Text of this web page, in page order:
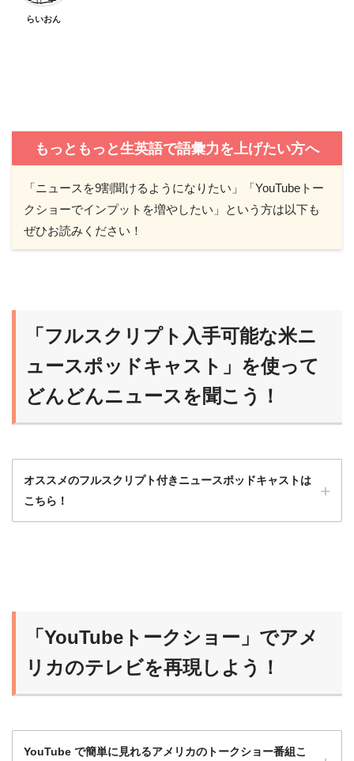
らいおん
もっともっと生英語で語彙力を上げたい方へ
「ニュースを9割聞けるようになりたい」「YouTubeトー
クショーでインプットを増やしたい」という方は以下も
ぜひお読みください！
「フルスクリプト入手可能な米ニ
ュースポッドキャスト」を使って
どんどんニュースを聞こう！
オススメのフルスクリプト付きニュースポッドキャストは
こちら！
らいおん
慣れれば、だんだんスクリプトなしで聞ける
ようになるよ！
「YouTubeトークショー」でアメ
リカのテレビを再現しよう！
YouTube で簡単に見れるアメリカのトークショー番組こ